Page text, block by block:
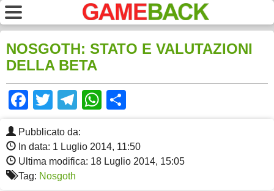
NOSGOTH: STATO E VALUTAZIONI
DELLA BETA
Facebook
TwitterTelegram
WhatsApp
Pubblicato da:
In data: 1 Luglio 2014, 11:50
Ultima modifica: 18 Luglio 2014, 15:05
Tag: Nosgoth